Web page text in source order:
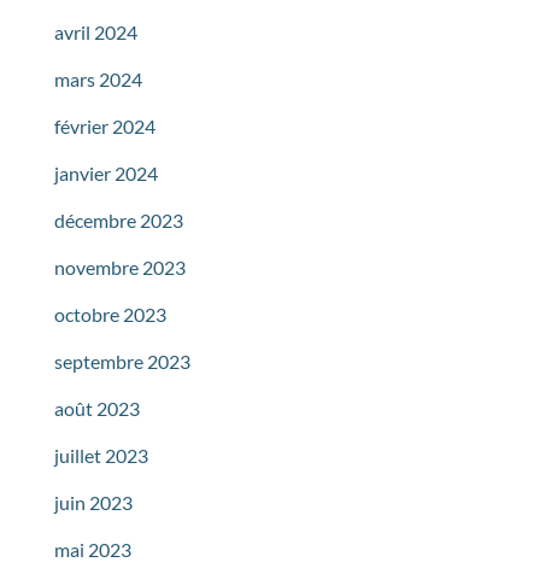
avril 2024
mars 2024
février 2024
janvier 2024
décembre 2023
novembre 2023
octobre 2023
septembre 2023
août 2023
juillet 2023
juin 2023
mai 2023